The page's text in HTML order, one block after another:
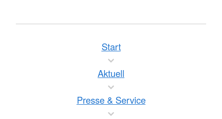
Start
Aktuell
Presse & Service